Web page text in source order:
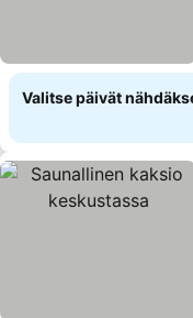
Valitse päivät